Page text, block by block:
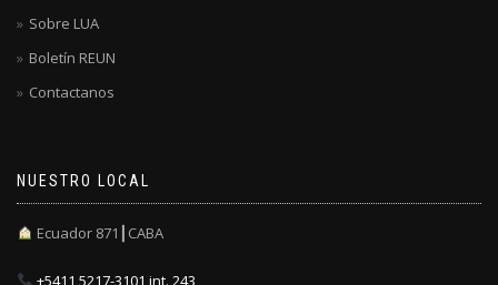
Sobre LUA
Boletín REUN
Contactanos
NUESTRO LOCAL
Ecuador 871┃CABA
+5411 5217-3101 int. 243